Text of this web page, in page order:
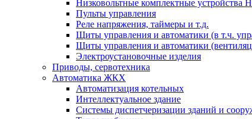
Низковольтные комплектные
Пульты управления
Реле напряжения, таймеры и т.д.
Щиты управления и автоматики (в т.ч.
Щиты управления и автоматики
Электроустановочные изделия
Приводы, сервотехника
Автоматика ЖКХ
Автоматизация котельных
Интеллектуальное здание
Системы диспетчеризации зданий и